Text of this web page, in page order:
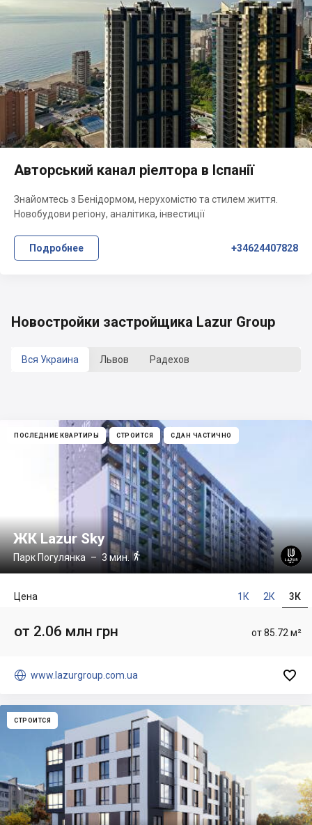
Авторський канал ріелтора в Іспанії
Знайомтесь з Бенідормом, нерухомістю та стилем життя.
Новобудови регіону, аналітика, інвестиції
Подробнее +34624407828
Новостройки застройщика Lazur Group
Вся Украина Львов Радехов
ПОСЛЕДНИЕ КВАРТИРЫ СТРОИТСЯ СДАН ЧАСТИЧНО
ЖК Lazur Sky
Парк Погулянка – 3 мин. 
1К 2К 3К
Цена
от 85.72 м²
от 2.06 млн грн
 www.lazurgroup.com.ua 
СТРОИТСЯ